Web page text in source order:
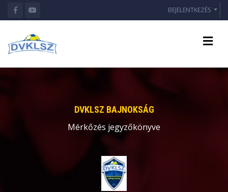
BEJELENTKEZÉS
DVKLSZ BAJNOKSÁG
Mérkőzés jegyzőkönyve